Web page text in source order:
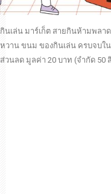
กินเล่น มาร์เก็ต สายกินห้ามพลา
หวาน ขนม ของกินเล่น ครบจบใ
ส่วนลด มูลค่า 20 บาท (จำกัด 50